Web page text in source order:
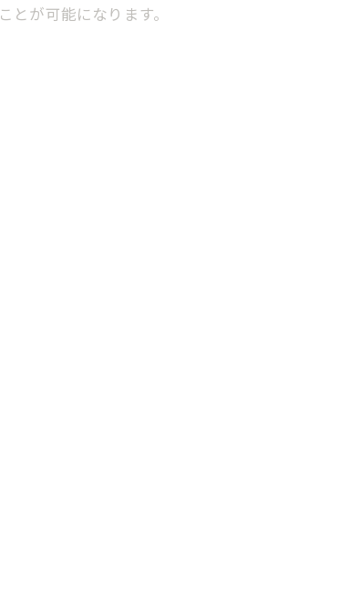
が可能になります。